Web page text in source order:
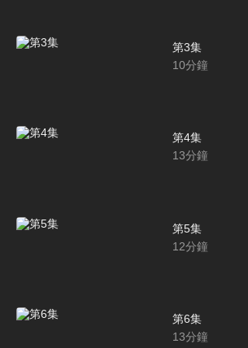
第3集
10分鐘
第4集
13分鐘
第5集
12分鐘
第6集
13分鐘